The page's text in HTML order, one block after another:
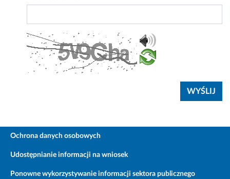
Ochrona danych osobowych
Udostępnianie informacji na wniosek
Ponowne wykorzystywanie informacji sektora publicznego